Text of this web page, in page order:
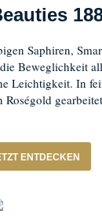
Saphiren,
Beweglichkeit
Leichtigkeit. In
Roségold
ENTDECKEN